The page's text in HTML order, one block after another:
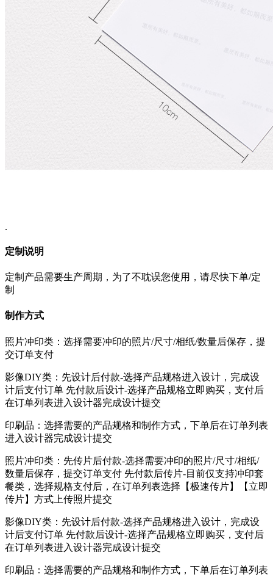
.
定制说明
定制产品需要生产周期，为了不耽误您使用，请尽快下单/定
制
制作方式
照片冲印类：选择需要冲印的照片/尺寸/相纸/数量后保存，提
交订单支付
影像DIY类：先设计后付款-选择产品规格进入设计，完成设
计后支付订单 先付款后设计-选择产品规格立即购买，支付后
在订单列表进入设计器完成设计提交
印刷品：选择需要的产品规格和制作方式，下单后在订单列表
进入设计器完成设计提交
照片冲印类：先传片后付款-选择需要冲印的照片/尺寸/相纸/
数量后保存，提交订单支付 先付款后传片-目前仅支持冲印套
餐类，选择规格支付后，在订单列表选择【极速传片】【立即
传片】方式上传照片提交
影像DIY类：先设计后付款-选择产品规格进入设计，完成设
计后支付订单 先付款后设计-选择产品规格立即购买，支付后
在订单列表进入设计器完成设计提交
印刷品：选择需要的产品规格和制作方式，下单后在订单列表